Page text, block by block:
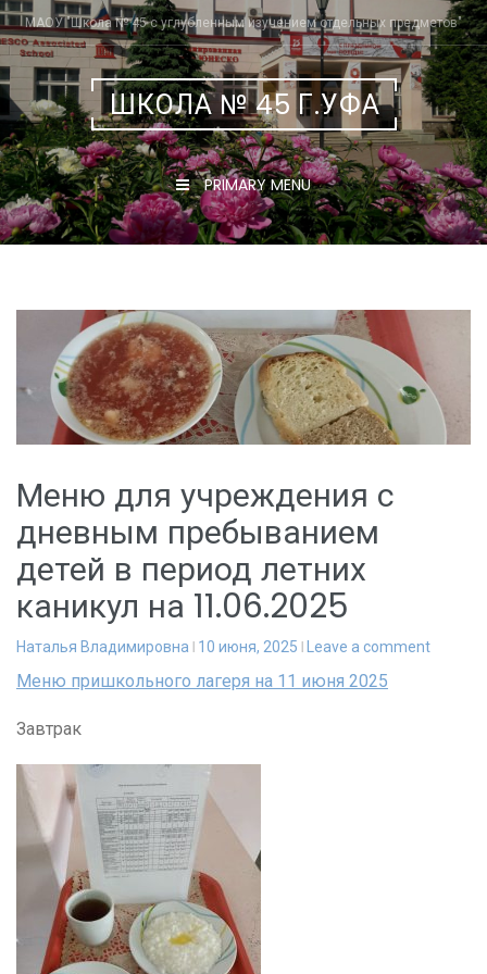
Skip
to
content
МАОУ "Школа № 45 с углубленным изучением отдельных предметов"
ШКОЛА № 45 Г.УФА
PRIMARY MENU
Меню для учреждения с
дневным пребыванием
детей в период летних
каникул на 11.06.2025
Наталья Владимировна 10 июня, 2025 Leave a comment
Меню пришкольного лагеря на 11 июня 2025
Завтрак